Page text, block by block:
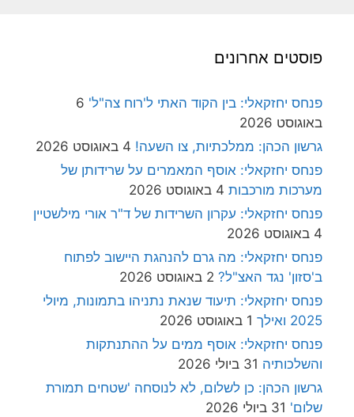
פוסטים אחרונים
פנחס יחזקאלי: בין הקוד האתי ל'רוח צה"ל' 6
באוגוסט 2026
גרשון הכהן: ממלכתיות, צו השעה! 4 באוגוסט 2026
פנחס יחזקאלי: אוסף המאמרים על שרידותן של
מערכות מורכבות 4 באוגוסט 2026
פנחס יחזקאלי: עקרון השרידות של ד"ר אורי מילשטיין
4 באוגוסט 2026
פנחס יחזקאלי: מה גרם להנהגת היישוב לפתוח
ב'סזון' נגד האצ"ל? 2 באוגוסט 2026
פנחס יחזקאלי: תיעוד שנאת נתניהו בתמונות, מיולי
2025 ואילך
1 באוגוסט 2026
פנחס יחזקאלי: אוסף ממים על ההתנתקות
והשלכותיה 31 ביולי 2026
גרשון הכהן: כן לשלום, לא לנוסחה 'שטחים תמורת
שלום' 31 ביולי 2026